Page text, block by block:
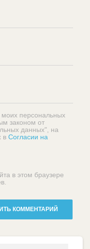
моих персональных
законом от
данных", на
в Согласии на
в этом браузере